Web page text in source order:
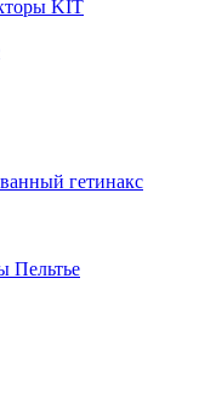
KIT
гетинакс
Пельтье